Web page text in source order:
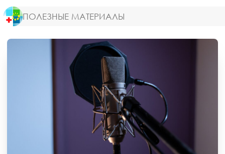
ПОЛЕЗНЫЕ МАТЕРИАЛЫ